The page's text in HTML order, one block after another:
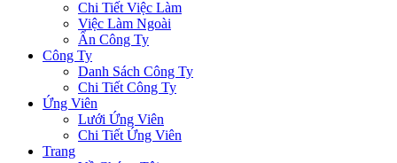
Chi Tiết Việc Làm
Việc Làm Ngoài
Ẩn Công Ty
Công Ty
Danh Sách Công Ty
Chi Tiết Công Ty
Ứng Viên
Lưới Ứng Viên
Chi Tiết Ứng Viên
Trang